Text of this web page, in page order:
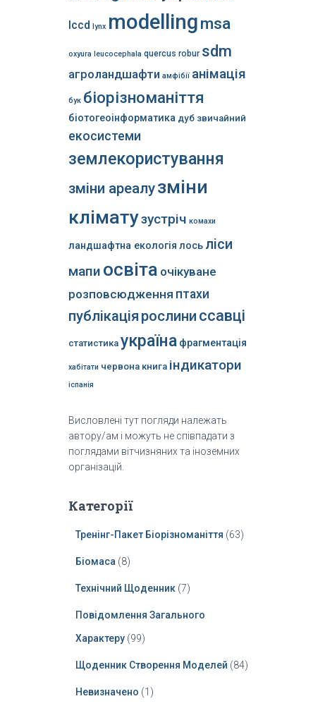
lccd lynx modellingmsa
oxyura leucocephala quercus robur sdm
агроландшафти амфібії анімація
бук біорізноманіття
біотогеоінформатика дуб звичайний
екосистеми
землекористування
зміни ареалузміни
кліматузустріч комахи
ландшафтна екологія лось ліси
мапи освіта очікуване
розповсюдження птахи
публікація рослини ссавці
статистика україна фрагментація
хабітати червона книга індикатори
іспанія
Висловлені тут погляди належать
автору/ам і можуть не співпадати з
поглядами вітчизняних та іноземних
організацій.
Категорії
Тренінг-Пакет Біорізноманіття (63)
Біомаса (8)
Технічний Щоденник(7)
Повідомлення Загального
Характеру(99)
Щоденник Створення Моделей (84)
Невизначено (1)